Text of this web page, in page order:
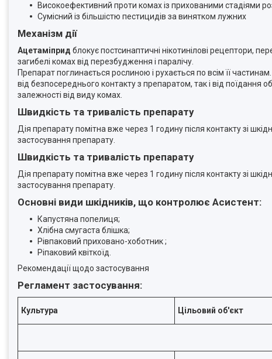
Високоефективний проти комах із прихованими стадіями
Сумісний із більшістю пестицидів за винятком лужних
Механізм дії
Ацетаміприд блокує постсинаптичні нікотинілові рецептори,
загибелі комах від перезбудження і паралічу.
Препарат поглинається рослиною і рухається по всім її
від безпосереднього контакту з препаратом, так і від поїдання
залежності від виду комах.
Швидкість та тривалість препарату
Дія препарату помітна вже через 1 годину після контакту зі
застосування препарату.
Швидкість та тривалість препарату
Дія препарату помітна вже через 1 годину після контакту зі
застосування препарату.
Основні види шкідників, що контролює Асистент:
Капустяна попелиця;
Хлібна смугаста блішка;
Рівпаковий приховано-хоботник ;
Ріпаковий квіткоїд.
Рекомендації щодо застосування
Регламент застосування:
Культура Цільовий об'єкт